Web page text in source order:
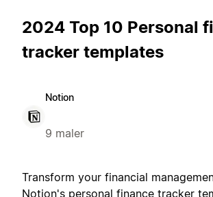
2024 Top 10 Personal
tracker templates
Notion
9 maler
Transform your financial
Notion's personal finance tracker